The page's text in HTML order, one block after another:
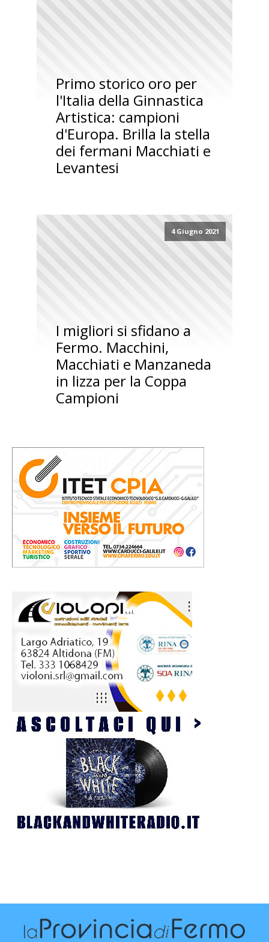
Primo storico oro per
l'Italia della Ginnastica
Artistica: campioni
d'Europa. Brilla la stella
dei fermani Macchiati e
Levantesi
4 Giugno 2021
I migliori si sfidano a
Fermo. Macchini,
Macchiati e Manzaneda
in lizza per la Coppa
Campioni